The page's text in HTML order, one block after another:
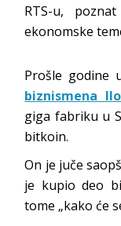
RTS-u,
ekonomske
Prošle godine
biznismena
giga fabriku u
bitkoin.
On je juče
je kupio deo
tome „kako će